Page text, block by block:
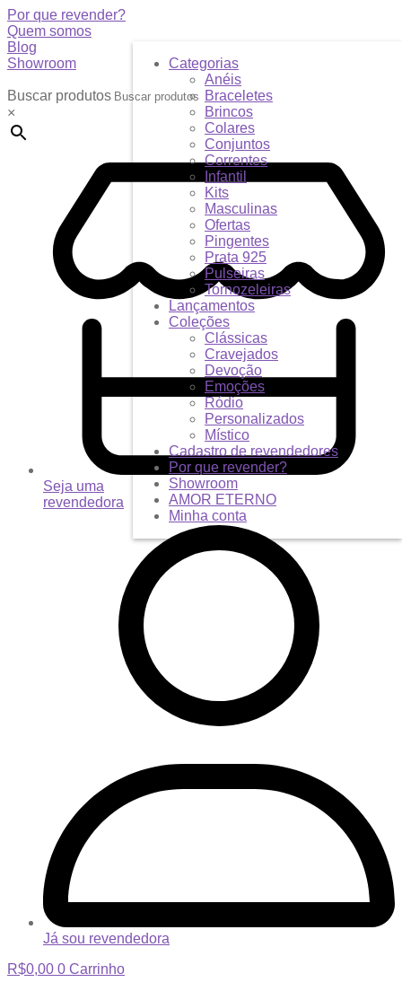
Por que revender?
Quem somos
Blog
Showroom
Buscar produtos
×
Seja uma
revendedora
Já sou revendedora
R$0,00 0 Carrinho
Categorias
Anéis
Braceletes
Brincos
Colares
Conjuntos
Correntes
Infantil
Kits
Masculinas
Ofertas
Pingentes
Prata 925
Pulseiras
Tornozeleiras
Lançamentos
Coleções
Clássicas
Cravejados
Devoção
Emoções
Ródio
Personalizados
Místico
Cadastro de revendedores
Por que revender?
Showroom
AMOR ETERNO
Minha conta